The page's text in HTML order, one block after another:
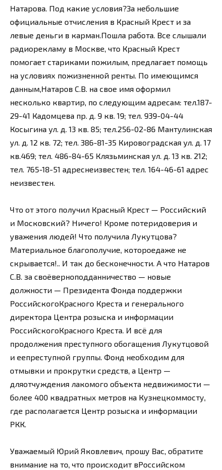
Натарова. Под какие условия?За небольшие
официальные отчисления в Красный Крест и за
левые деньги в карман.Пошла работа. Все слышали
радиорекламу в Москве, что Красный Крест
помогает стариками пожилым, предлагает помощь
на условиях пожизненной ренты. По имеющимся
данным,Натаров С.В. на свое имя оформил
несколько квартир, по следующим адресам: тел.187-
29-41 Кадомцева пр. д. 9 кв. 19; тел. 939-04-44
Косыгина ул. д. 13 кв. 85; тел.256-02-86 Мантулинская
ул. д. 12 кв. 72; тел. 386-81-35 Кировоградская ул. д. 17
кв.469; тел. 486-84-65 Клязьминская ул. д. 13 кв. 212;
тел. 765-18-51 адреснеизвестен; тел. 164-46-61 адрес
неизвестен.
Что от этого получил Красный Крест — Российский
и Московский? Ничего! Кроме потеридоверия и
уважения людей! Что получила Лукутцова?
Материальное благополучие, котороедаже не
скрывается!.. И так до бесконечности. А что Натаров
С.В. за своёверноподданничество — новые
должности — Президента Фонда поддержки
РоссийскогоКрасного Креста и генерального
директора Центра розыска и информации
РоссийскогоКрасного Креста. И всё для
продолжения преступного обогащения Лукутцовой
и еепреступной группы. Фонд необходим для
отмывки и прокрутки средств, а Центр —
дляотчуждения лакомого объекта недвижимости —
более 400 квадратных метров на Кузнецкоммосту,
где располагается Центр розыска и информации
РКК.
Уважаемый Юрий Яковлевич, прошу Вас, обратите
внимание на то, что происходит вРоссийском